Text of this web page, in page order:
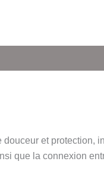
et protection,
que la connexion